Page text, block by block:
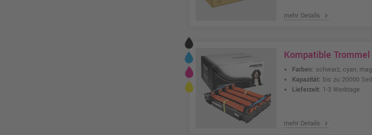
mehr Details chevron_right
Kompatible
Farben: schwarz, cyan,
Kapazität: bis zu 20000
Lieferzeit: 1-3 Werktage
mehr Details chevron_right